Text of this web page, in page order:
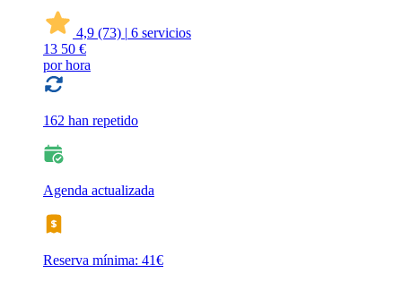
4,9 (73) | 6 servicios
13 50 €
por hora
162 han repetido
Agenda actualizada
Reserva mínima: 41€